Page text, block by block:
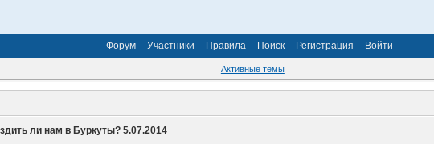
Форум Участники Правила Поиск Регистрация Войти
Активные темы
ли нам в Буркуты? 5.07.2014